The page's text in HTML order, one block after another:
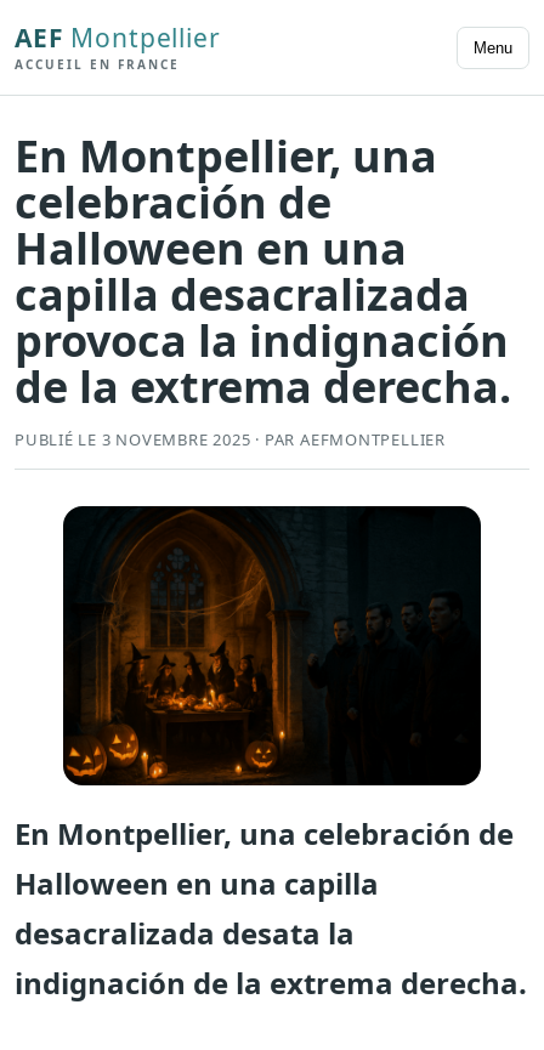
AEF Montpellier
ACCUEIL EN FRANCE
Menu
En Montpellier, una
celebración de
Halloween en una
capilla desacralizada
provoca la indignación
de la extrema derecha.
PUBLIÉ LE 3 NOVEMBRE 2025 · PAR AEFMONTPELLIER
En Montpellier, una celebración de
Halloween en una capilla
desacralizada desata la
indignación de la extrema derecha.